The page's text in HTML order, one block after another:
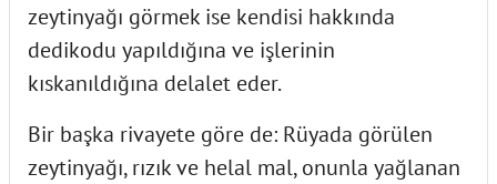
zeytinyağı görmek ise kendisi hakkında
dedikodu yapıldığına ve işlerinin
kıskanıldığına delalet eder.
Bir başka rivayete göre de: Rüyada görülen
zeytinyağı, rızık ve helal mal, onunla yağlanan